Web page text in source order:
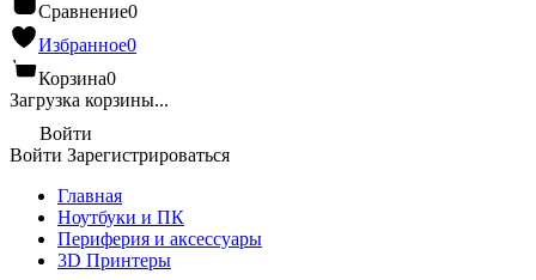
Сравнение0
Избранное0
Корзина0
Загрузка корзины...
Войти
Войти Зарегистрироваться
Главная
Ноутбуки и ПК
Периферия и аксессуары
3D Принтеры